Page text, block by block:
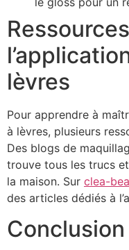
lèvres
Pour apprendre à
à lèvres, plusieurs
Des blogs de
trouve tous les trucs
la maison. Sur clea-
des articles dédiés à
Conclusion